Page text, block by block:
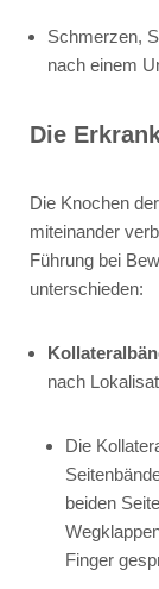
Schmerzen,
nach einem
Die
Die Knochen
miteinander
Führung bei
unterschieden:
nach
Die
beiden
Finger